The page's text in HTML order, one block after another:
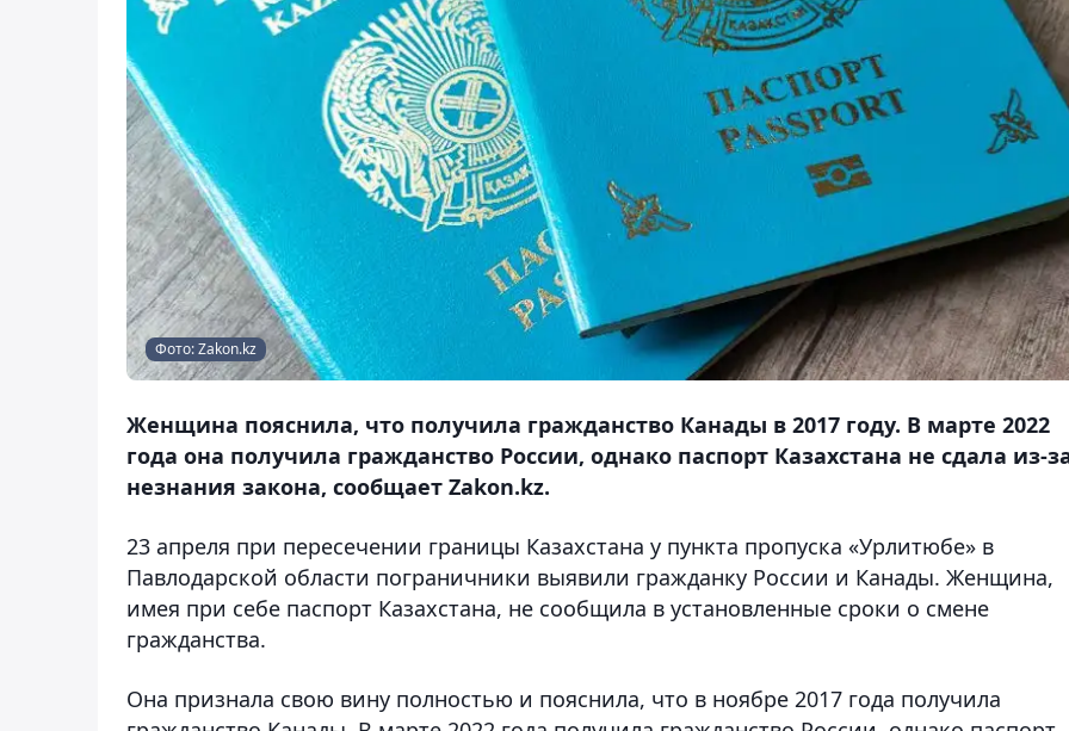
Фото: Zakon.kz
Женщина пояснила, что получила гражданство Канады в 2017 году. В марте 2022
года она получила гражданство России, однако паспорт Казахстана не сдала из-
незнания закона, сообщает Zakon.kz.
23 апреля при пересечении границы Казахстана у пункта пропуска «Урлитюбе» в
Павлодарской области пограничники выявили гражданку России и Канады. Женщина,
имея при себе паспорт Казахстана, не сообщила в установленные сроки о смене
гражданства.
Она признала свою вину полностью и пояснила, что в ноябре 2017 года получила